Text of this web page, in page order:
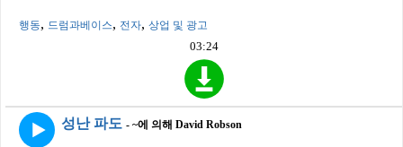
행동, 드럼과베이스, 전자, 상업 및 광고
03:24
성난 파도 - ~에 의해 David Robson